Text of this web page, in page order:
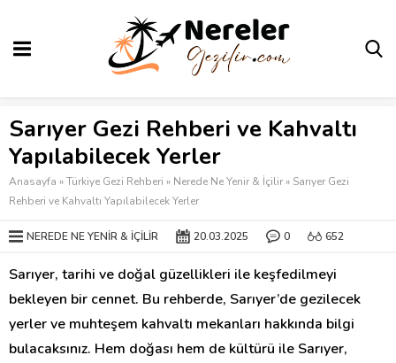
Sarıyer Gezi Rehberi ve Kahvaltı
Yapılabilecek Yerler
Anasayfa »Türkiye Gezi Rehberi » Nerede Ne Yenir & İçilir» Sarıyer Gezi
Rehberi ve Kahvaltı Yapılabilecek Yerler
NEREDE NE YENIR & İÇILIR 20.03.2025 0 652
Sarıyer, tarihi ve doğal güzellikleri ile keşfedilmeyi
bekleyen bir cennet. Bu rehberde, Sarıyer’de gezilecek
yerler ve muhteşem kahvaltı mekanları hakkında bilgi
bulacaksınız. Hem doğası hem de kültürü ile Sarıyer,